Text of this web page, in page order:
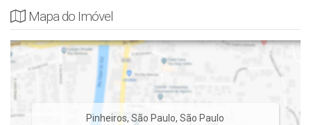
Mapa do Imóvel
Pinheiros,São Paulo,São Paulo